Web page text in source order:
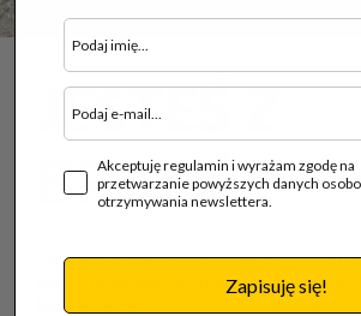
JESTEŚ Z
BRANŻY?
Ten newsletter jest dla Ciebie! Zyskaj
analiz, nowinek technologicznych i
budowlanego.
Akceptuję regulamin i wyrażam zgodę na
przetwarzanie powyższych danych
otrzymywania newslettera.
Zapisuję się!